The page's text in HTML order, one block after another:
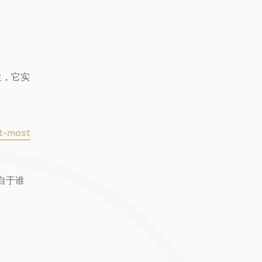
它实
most
于谁